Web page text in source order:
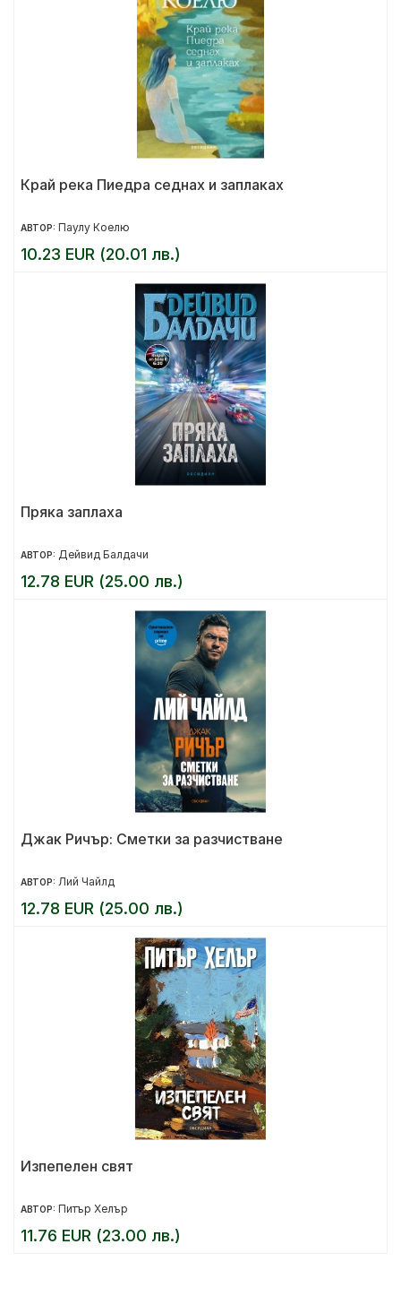
Край река Пиедра седнах и заплаках
АВТОР: Паулу Коелю
10.23 EUR (20.01 лв.)
Пряка заплаха
АВТОР: Дейвид Балдачи
12.78 EUR (25.00 лв.)
Джак Ричър: Сметки за разчистване
АВТОР: Лий Чайлд
12.78 EUR (25.00 лв.)
Изпепелен свят
АВТОР: Питър Хелър
11.76 EUR (23.00 лв.)